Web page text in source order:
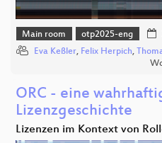
Main room otp2025-eng
Eva Keßler, Felix Herpich,
ORC - eine
Lizenzgeschichte
Lizenzen im Kontext von